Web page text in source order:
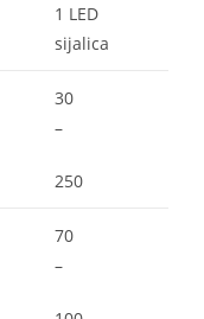
1 LED
sijalica
30
–
250
70
–